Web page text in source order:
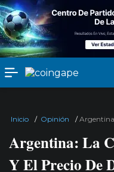
Inicio / Opinión /
Argentina: La
Y El Precio De